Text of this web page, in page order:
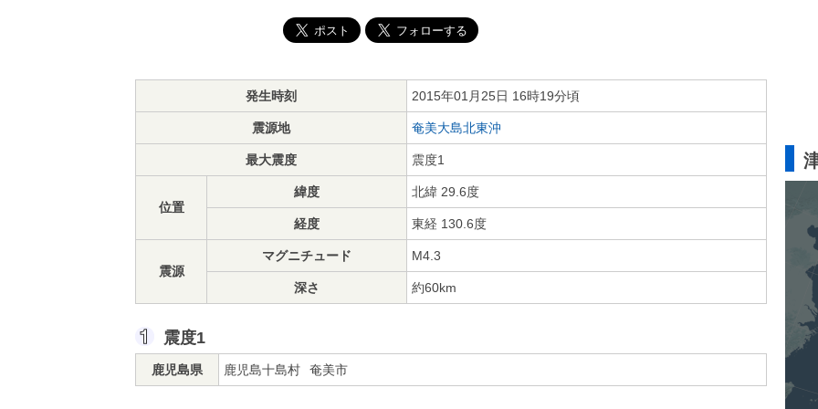
発生時刻 2015年01月25日 16時19分頃
震源地 奄美大島北東沖
最大震度 震度1
位置
緯度 北緯 29.6度
経度 東経 130.6度
震源
マグニチュード M4.3
深さ 約60km
震度1
鹿児島県 鹿児島十島村 奄美市